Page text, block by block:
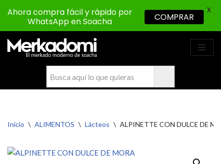
Saltar
Inicio \ ALIMENTOS \ Lácteos \ ALPINETTE CON DULCE DE
Ahora compra fácil y rápido por
WhatsApp en Soacha
COMPRAR
X